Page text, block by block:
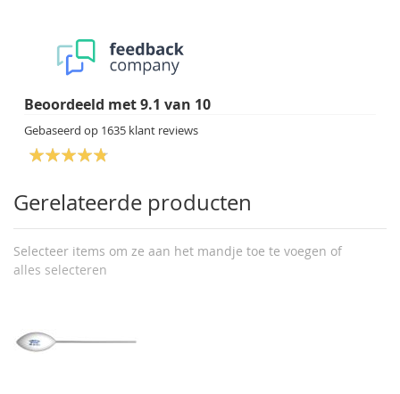
Beoordeeld met9.1 van 10
Gebaseerd op 1635 klant reviews
Gerelateerde producten
Selecteer items om ze aan het mandje toe te voegen of
alles selecteren